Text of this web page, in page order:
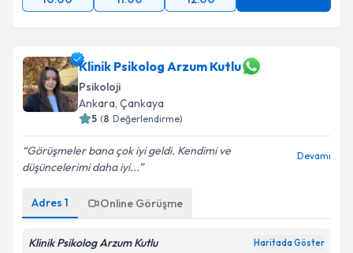
Klinik Psikolog Arzum Kutlu
Psikoloji
Ankara, Çankaya
5 (8 Değerlendirme)
Görüşmeler bana çok iyi geldi. Kendimi ve
düşüncelerimi daha iyi...
Devamı
Adres 1 Online Görüşme
Klinik Psikolog Arzum Kutlu Haritada Göster